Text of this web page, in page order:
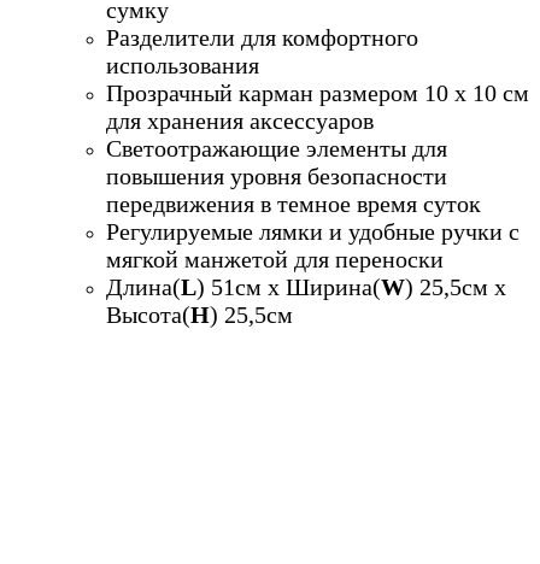
сумку
Разделители для комфортного
использования
Прозрачный карман размером 10 х 10 см
для хранения аксессуаров
Светоотражающие элементы для
повышения уровня безопасности
передвижения в темное время суток
Регулируемые лямки и удобные ручки с
мягкой манжетой для переноски
Длина(L) 51см х Ширина(W) 25,5см х
Высота(H) 25,5см